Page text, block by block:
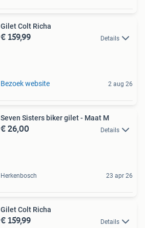
Gilet Colt Richa
€ 159,99 Details
Bezoek website 2 aug 26
Seven Sisters biker gilet - Maat M
€ 26,00 Details
Herkenbosch 23 apr 26
Gilet Colt Richa
€ 159,99 Details